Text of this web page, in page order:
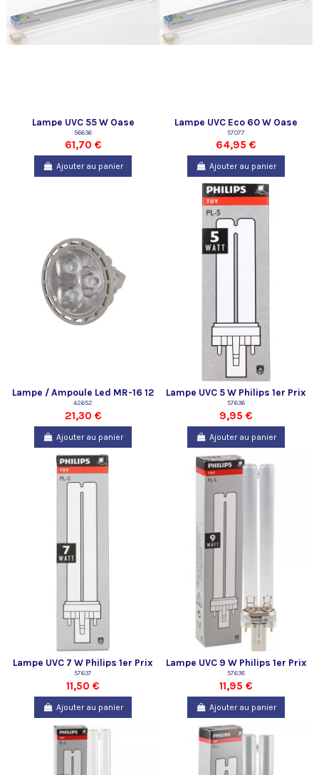
Lampe UVC 55 W Oase
56636
61,70 €
Ajouter au panier
Lampe UVC Eco 60 W Oase
57077
64,95 €
Ajouter au panier
Lampe / Ampoule Led MR-16 12
V/1W Lunaqua Classic Led
Oase
42652
21,30 €
Ajouter au panier
Lampe UVC 5 W Philips 1er Prix
57636
9,95 €
Ajouter au panier
Lampe UVC 7 W Philips 1er Prix
57637
11,50 €
Ajouter au panier
Lampe UVC 9 W Philips 1er Prix
57638
11,95 €
Ajouter au panier